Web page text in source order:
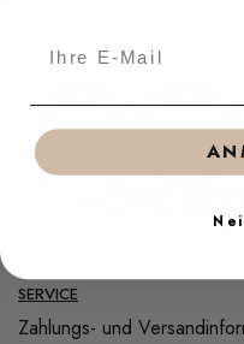
SERVICE
Zahlungs- und